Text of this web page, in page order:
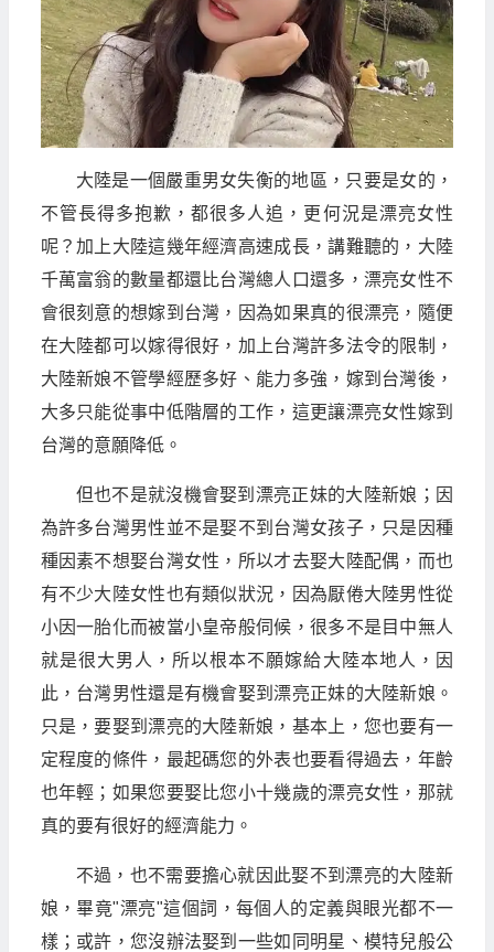
大陸是一個嚴重男女失衡的地區，只要是女的，
不管長得多抱歉，都很多人追，更何況是漂亮女性
呢？加上大陸這幾年經濟高速成長，講難聽的，大陸
千萬富翁的數量都還比台灣總人口還多，漂亮女性不
會很刻意的想嫁到台灣，因為如果真的很漂亮，隨便
在大陸都可以嫁得很好，加上台灣許多法令的限制，
大陸新娘不管學經歷多好、能力多強，嫁到台灣後，
大多只能從事中低階層的工作，這更讓漂亮女性嫁到
台灣的意願降低。
但也不是就沒機會娶到漂亮正妹的大陸新娘；因
為許多台灣男性並不是娶不到台灣女孩子，只是因種
種因素不想娶台灣女性，所以才去娶大陸配偶，而也
有不少大陸女性也有類似狀況，因為厭倦大陸男性從
小因一胎化而被當小皇帝般伺候，很多不是目中無人
就是很大男人，所以根本不願嫁給大陸本地人，因
此，台灣男性還是有機會娶到漂亮正妹的大陸新娘。
只是，要娶到漂亮的大陸新娘，基本上，您也要有一
定程度的條件，最起碼您的外表也要看得過去，年齡
也年輕；如果您要娶比您小十幾歲的漂亮女性，那就
真的要有很好的經濟能力。
不過，也不需要擔心就因此娶不到漂亮的大陸新
娘，畢竟"漂亮"這個詞，每個人的定義與眼光都不一
樣；或許，您沒辦法娶到一些如同明星、模特兒般公